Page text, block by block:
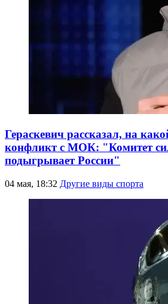
Гераскевич рассказал, на
конфликт с МОК: "Комитет
подыгрывает России"
04 мая, 18:32 Другие виды спорта